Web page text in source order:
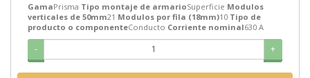
GamaPrisma Tipo montaje de armarioSuperficie Modulos
verticales de 50mm21 Modulos por fila (18mm)10 Tipo de
producto o componenteConducto Corriente nominal630 A
- +